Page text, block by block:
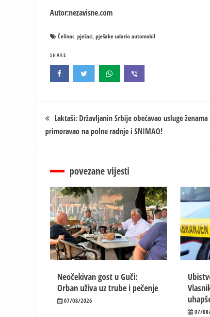
Autor:nezavisne.com
Čelinac pješaci pješake udario automobil
SHARE
Кретање
чланка
Laktaši: Državljanin Srbije obećavao usluge
primoravao na polne radnje i SNIMAO!
povezane vijesti
Neočekivan gost u Guči:
Orban uživa uz trube i pečenje
07/08/2026
07/